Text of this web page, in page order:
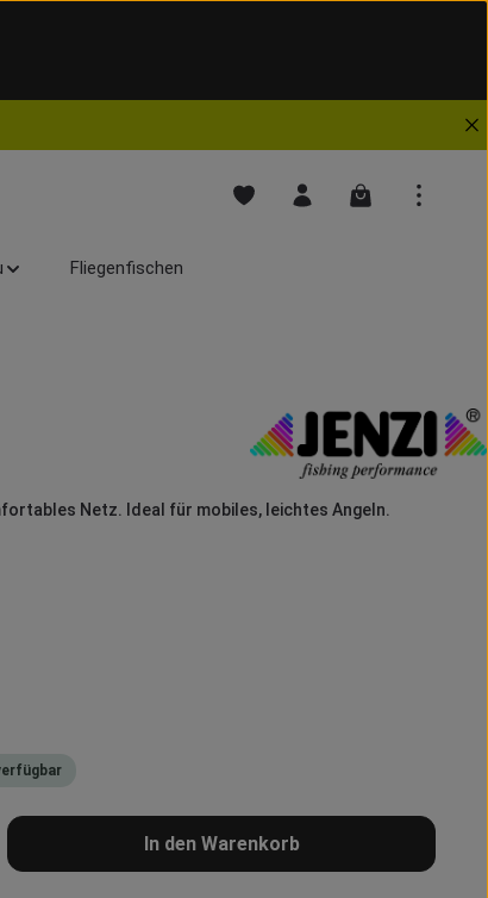
Du hast 0 Produkte auf dem
Warenkorb
Fliegenfischen
Netz. Ideal für mobiles, leichtes Angeln.
gewünschten Wert ein oder
In den Warenkorb